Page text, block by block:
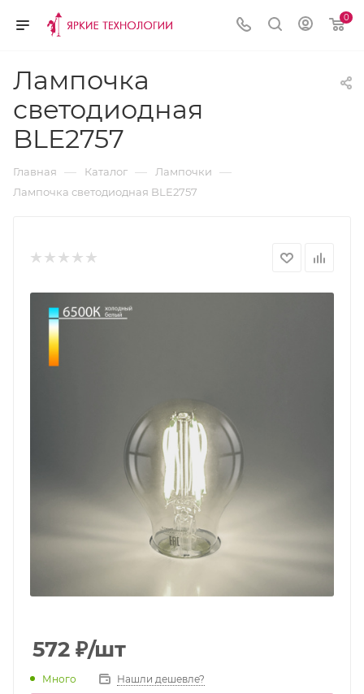
0
Лампочка
светодиодная
BLE2757
Главная — Каталог — Лампочки —
Лампочка светодиодная BLE2757
572 ₽/шт
Много Нашли дешевле?